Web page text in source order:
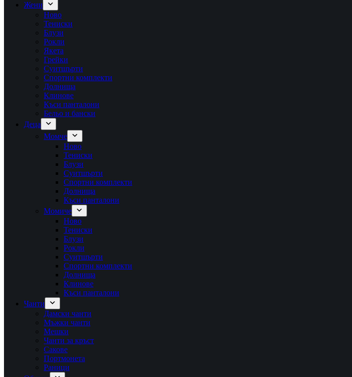
Жени
Ново
Тениски
Блузи
Рокли
Якета
Грейки
Суитшърти
Спортни комплекти
Долнища
Клинове
Къси панталони
Бельо и бански
Деца
Момче
Ново
Тениски
Блузи
Суитшърти
Спортни комплекти
Долнища
Къси панталони
Момиче
Ново
Тениски
Блузи
Рокли
Суитшърти
Спортни комплекти
Долнища
Клинове
Къси панталони
Чанти
Дамски чанти
Мъжки чанти
Мешки
Чанти за кръст
Сакове
Портмонета
Раници